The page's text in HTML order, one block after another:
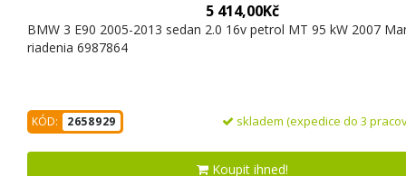
5 414,00Kč
BMW 3 E90 2005-2013 sedan 2.0 16v petrol MT 95 kW 2007
riadenia 6987864
KÓD: 2658929 skladem (expedice do 3
Koupit ihned!